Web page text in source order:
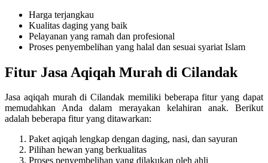
Harga terjangkau
Kualitas daging yang baik
Pelayanan yang ramah dan profesional
Proses penyembelihan yang halal dan sesuai syariat Islam
Fitur Jasa Aqiqah Murah di Cilandak
Jasa aqiqah murah di Cilandak memiliki beberapa fitur yang dapat
memudahkan Anda dalam merayakan kelahiran anak. Berikut
adalah beberapa fitur yang ditawarkan:
Paket aqiqah lengkap dengan daging, nasi, dan sayuran
Pilihan hewan yang berkualitas
Proses penyembelihan yang dilakukan oleh ahli